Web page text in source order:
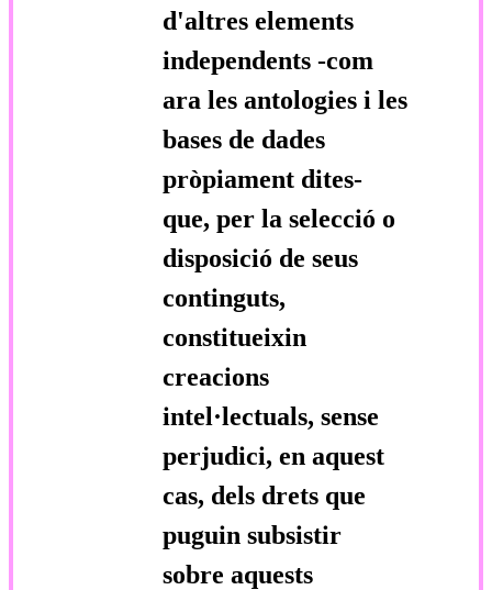
d'altres elements
independents -com
ara les antologies i les
bases de dades
pròpiament dites-
que, per la selecció o
disposició de seus
continguts,
constitueixin
creacions
intel·lectuals, sense
perjudici, en aquest
cas, dels drets que
puguin subsistir
sobre aquests